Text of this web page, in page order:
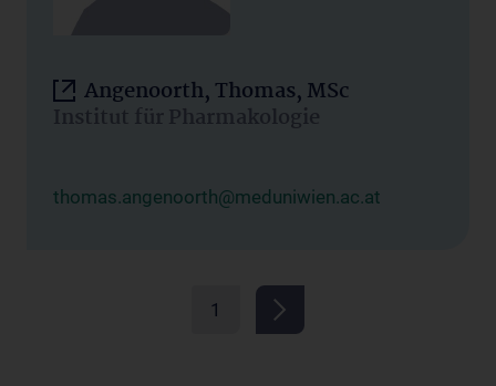
Angenoorth, Thomas, MSc
Institut für Pharmakologie
thomas.angenoorth@meduniwien.ac.at
1